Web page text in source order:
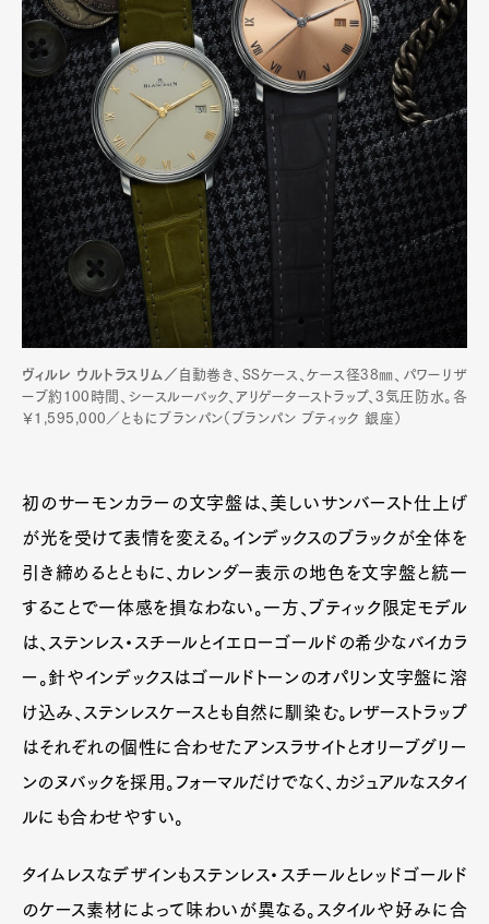
ヴィルレ ウルトラスリム／ 自動巻き、SSケース、ケース径38㎜、パワーリザ
ーブ約100時間、シースルーバック、アリゲーターストラップ、3気圧防水。各
￥1,595,000／ともにブランパン（ブランパン ブティック 銀座）
初のサーモンカラーの文字盤は、美しいサンバースト仕上げ
が光を受けて表情を変える。インデックスのブラックが全体を
引き締めるとともに、カレンダー表示の地色を文字盤と統一
することで一体感を損なわない。一方、ブティック限定モデル
は、ステンレス・スチールとイエローゴールドの希少なバイカラ
ー。針やインデックスはゴールドトーンのオパリン文字盤に溶
け込み、ステンレスケースとも自然に馴染む。レザーストラップ
はそれぞれの個性に合わせたアンスラサイトとオリーブグリー
ンのヌバックを採用。フォーマルだけでなく、カジュアルなスタイ
ルにも合わせやすい。
タイムレスなデザインもステンレス・スチールとレッドゴールド
のケース素材によって味わいが異なる。スタイルや好みに合